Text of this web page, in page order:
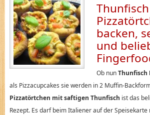
Thunfisch
backen,
und
Ob nunThunfisch
als Pizzacupcakes sie werden in 2 Muffin-
Pizzatörtchen mit saftigen Thunfisch ist das
Rezept. Es darf beim Italiener auf der Speisekarte